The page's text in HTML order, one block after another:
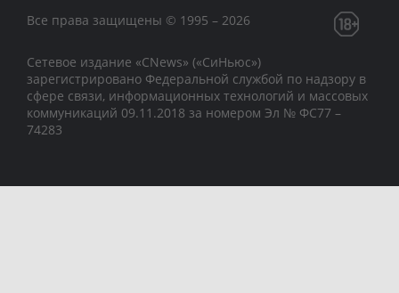
Все права защищены © 1995 – 2026
Сетевое издание «CNews» («СиНьюс»)
зарегистрировано Федеральной службой по надзору в
сфере связи, информационных технологий и массовых
коммуникаций 09.11.2018 за номером Эл № ФС77 –
74283